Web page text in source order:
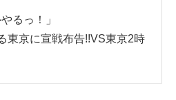
るっ！」
東京に宣戦布告!!VS東京2時